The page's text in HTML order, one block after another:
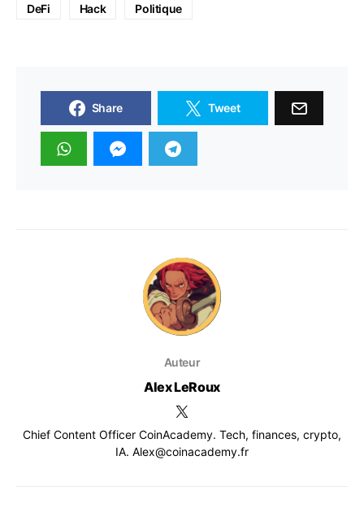
DeFi Hack Politique
Share Tweet
Auteur
Alex LeRoux
Chief Content Officer CoinAcademy. Tech, finances, crypto,
IA. Alex@coinacademy.fr